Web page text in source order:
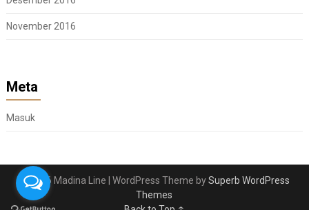
November 2016
Meta
Masuk
© 2026 Madina Line | WordPress Theme bySuperb WordPress
Themes